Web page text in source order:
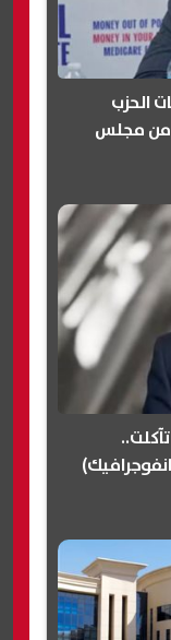
الحزب
من مجلس